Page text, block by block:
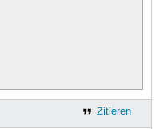
Zitieren